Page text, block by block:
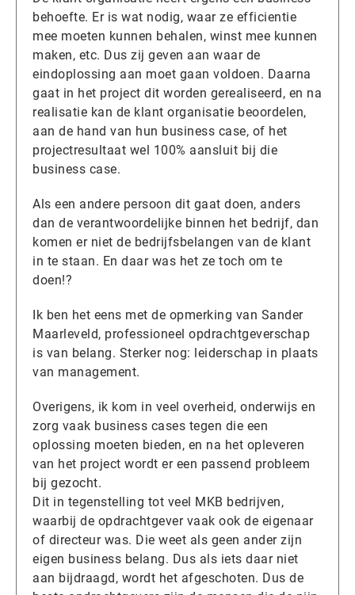
behoefte. Er is wat nodig, waar ze efficientie
mee moeten kunnen behalen, winst mee kunnen
maken, etc. Dus zij geven aan waar de
eindoplossing aan moet gaan voldoen. Daarna
gaat in het project dit worden gerealiseerd, en na
realisatie kan de klant organisatie beoordelen,
aan de hand van hun business case, of het
projectresultaat wel 100% aansluit bij die
business case.
Als een andere persoon dit gaat doen, anders
dan de verantwoordelijke binnen het bedrijf, dan
komen er niet de bedrijfsbelangen van de klant
in te staan. En daar was het ze toch om te
doen!?
Ik ben het eens met de opmerking van Sander
Maarleveld, professioneel opdrachtgeverschap
is van belang. Sterker nog: leiderschap in plaats
van management.
Overigens, ik kom in veel overheid, onderwijs en
zorg vaak business cases tegen die een
oplossing moeten bieden, en na het opleveren
van het project wordt er een passend probleem
bij gezocht.
Dit in tegenstelling tot veel MKB bedrijven,
waarbij de opdrachtgever vaak ook de eigenaar
of directeur was. Die weet als geen ander zijn
eigen business belang. Dus als iets daar niet
aan bijdraagd, wordt het afgeschoten. Dus de